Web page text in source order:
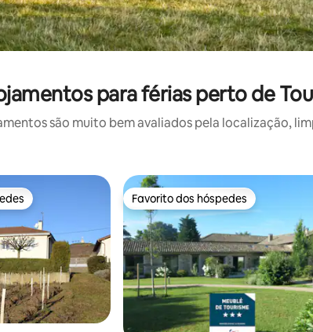
para férias perto de
são muito bem avaliados pela localização,
mais apreciados Favorito dos hóspedes
Favorito dos hóspedes